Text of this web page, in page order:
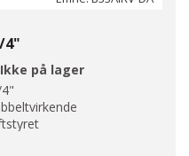
4"
Ikke på lager